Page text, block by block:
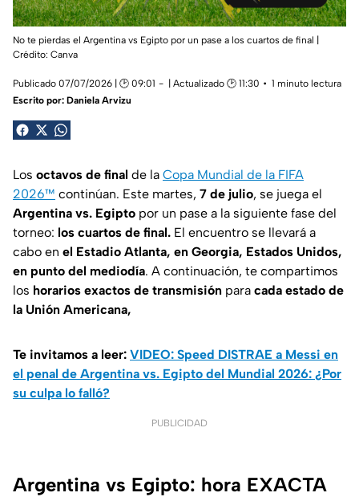
No te pierdas el Argentina vs Egipto por un pase a los cuartos de final |
Crédito: Canva
Publicado 07/07/2026 | 🕑 09:01 | Actualizado 🕑 11:30
1 minuto lectura
Escrito por: Daniela Arvizu
Los octavos de final de la Copa Mundial de la FIFA
2026™ continúan. Este martes, 7 de julio, se juega el
Argentina vs. Egipto por un pase a la siguiente fase del
torneo: los cuartos de final. El encuentro se llevará a
cabo en el Estadio Atlanta, en Georgia, Estados Unidos,
en punto del mediodía. A continuación, te compartimos
los horarios exactos de transmisión para cada estado de
la Unión Americana,
Te invitamos a leer: VIDEO: Speed DISTRAE a Messi en
el penal de Argentina vs. Egipto del Mundial 2026: ¿Por
su culpa lo falló?
PUBLICIDAD
Argentina vs Egipto: hora EXACTA